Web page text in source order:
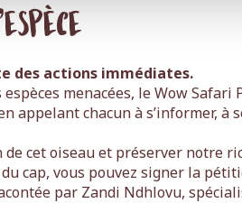
des actions immédiates.
menacées, le Wow
appelant chacun à s’informer,
de cet oiseau et préserver
cap, vous pouvez signer la
par Zandi Ndhlovu,